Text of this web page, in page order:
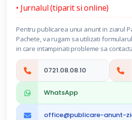
• Jurnalul (tiparit si online)
Pentru publicarea unui anunt in ziarul
Pachete, va rugam sa utilizati
in care intampinati probleme sa
0721.08.08.10
WhatsApp
office@publicare-anunt-